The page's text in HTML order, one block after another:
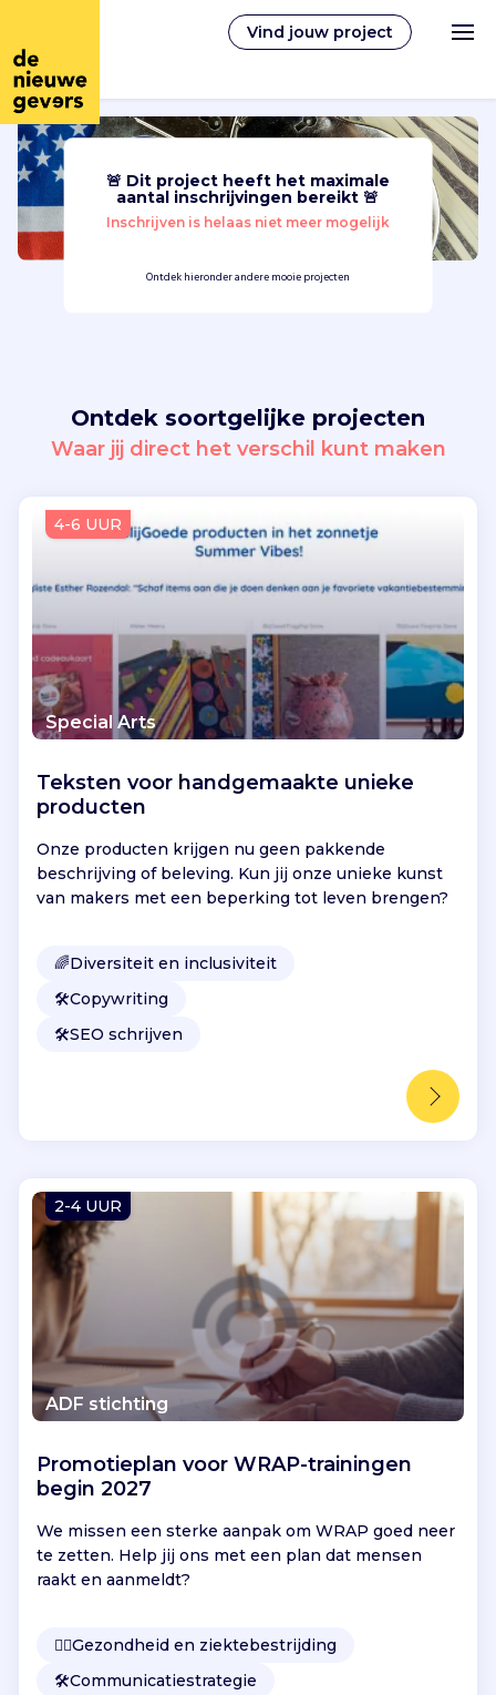
Vind jouw project
Nederlands
Vrijwilligerswerk
Vind jouw project
Inloggen
🚨 Dit project heeft het maximale
aantal inschrijvingen bereikt 🚨
Inschrijven is helaas niet meer mogelijk
Ontdek hieronder andere mooie projecten
Ontdek soortgelijke projecten
Waar jij direct het verschil kunt maken
4-6 UUR
Special Arts
Teksten voor handgemaakte unieke
producten
Onze producten krijgen nu geen pakkende
beschrijving of beleving. Kun jij onze unieke kunst
van makers met een beperking tot leven brengen?
🌈Diversiteit en inclusiviteit
🛠️Copywriting
🛠️SEO schrijven
2-4 UUR
ADF stichting
Promotieplan voor WRAP-trainingen
begin 2027
We missen een sterke aanpak om WRAP goed neer
te zetten. Help jij ons met een plan dat mensen
raakt en aanmeldt?
👩‍⚕️Gezondheid en ziektebestrijding
🛠️Communicatiestrategie